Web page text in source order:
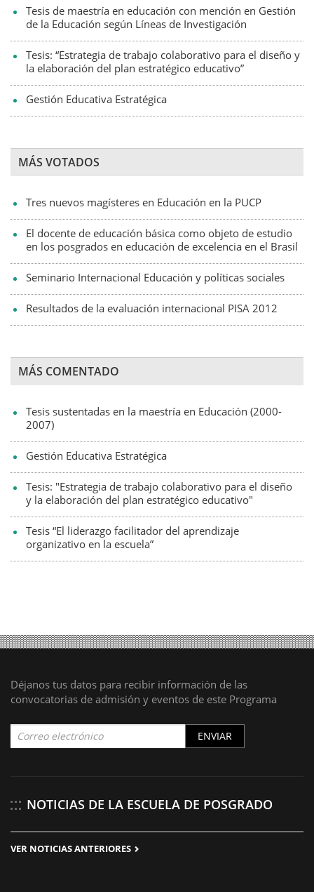
Tesis de maestría en educación con mención en Gestión
de la Educación según Líneas de Investigación
Tesis: “Estrategia de trabajo colaborativo para el diseño y
la elaboración del plan estratégico educativo”
Gestión Educativa Estratégica
MÁS VOTADOS
Tres nuevos magísteres en Educación en la PUCP
El docente de educación básica como objeto de estudio
en los posgrados en educación de excelencia en el Brasil
Seminario Internacional Educación y políticas sociales
Resultados de la evaluación internacional PISA 2012
MÁS COMENTADO
Tesis sustentadas en la maestría en Educación (2000-
2007)
Gestión Educativa Estratégica
Tesis: "Estrategia de trabajo colaborativo para el diseño
y la elaboración del plan estratégico educativo"
Tesis “El liderazgo facilitador del aprendizaje
organizativo en la escuela”
Déjanos tus datos para recibir información de las
convocatorias de admisión y eventos de este Programa
ENVIAR
NOTICIAS DE LA ESCUELA DE POSGRADO
VER NOTICIAS ANTERIORES